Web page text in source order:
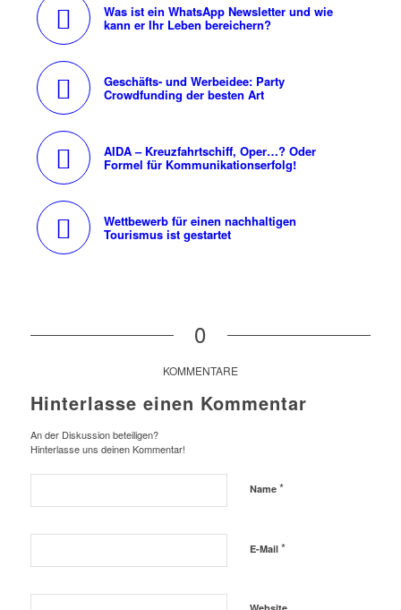
Was ist ein WhatsApp Newsletter und wie
kann er Ihr Leben bereichern?
Geschäfts- und Werbeidee: Party
Crowdfunding der besten Art
AIDA – Kreuzfahrtschiff, Oper…? Oder
Formel für Kommunikationserfolg!
Wettbewerb für einen nachhaltigen
Tourismus ist gestartet
0
KOMMENTARE
Hinterlasse einen Kommentar
An der Diskussion beteiligen?
Hinterlasse uns deinen Kommentar!
Name *
E-Mail *